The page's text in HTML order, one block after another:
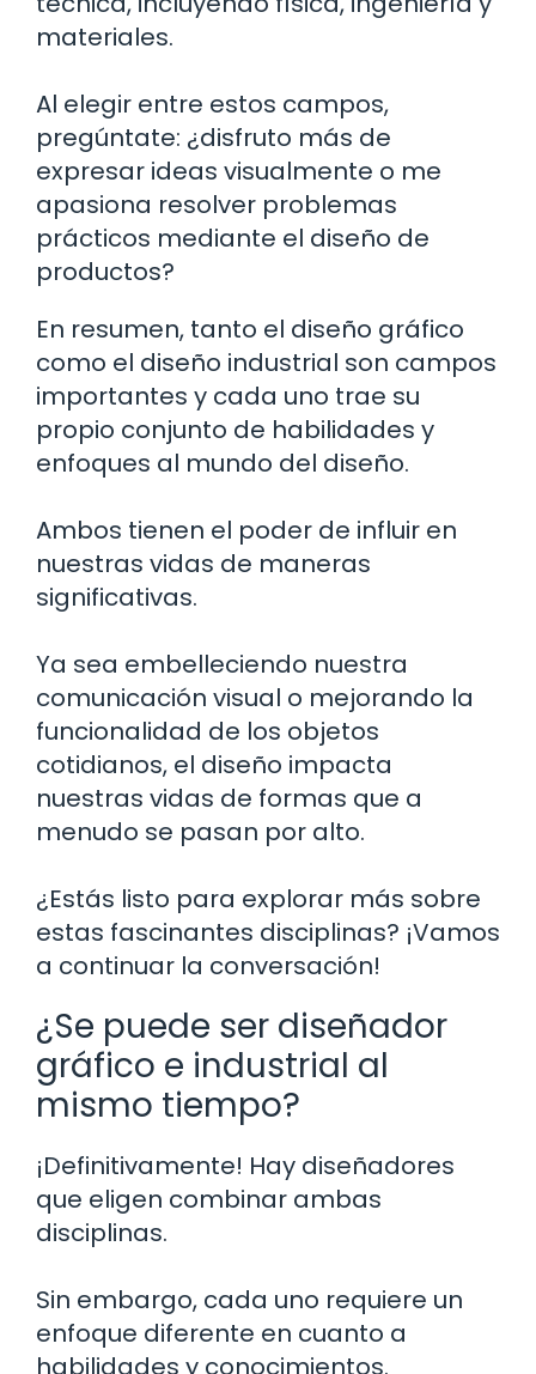
materiales.
Al elegir entre estos campos,
pregúntate: ¿disfruto más de
expresar ideas visualmente o me
apasiona resolver problemas
prácticos mediante el diseño de
productos?
En resumen, tanto el diseño gráfico
como el diseño industrial son campos
importantes y cada uno trae su
propio conjunto de habilidades y
enfoques al mundo del diseño.
Ambos tienen el poder de influir en
nuestras vidas de maneras
significativas.
Ya sea embelleciendo nuestra
comunicación visual o mejorando la
funcionalidad de los objetos
cotidianos, el diseño impacta
nuestras vidas de formas que a
menudo se pasan por alto.
¿Estás listo para explorar más sobre
estas fascinantes disciplinas? ¡Vamos
a continuar la conversación!
¿Se puede ser diseñador
gráfico e industrial al
mismo tiempo?
¡Definitivamente! Hay diseñadores
que eligen combinar ambas
disciplinas.
Sin embargo, cada uno requiere un
enfoque diferente en cuanto a
habilidades y conocimientos.